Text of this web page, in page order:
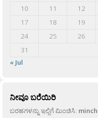
10
11 12
17
18 19
24
25 26
31
« Jul
ನೀವೂ ಬರೆಯಿರಿ
ಬರಹಗಳನ್ನು ಇಲ್ಲಿಗೆ ಮಿಂಚಿಸಿ: